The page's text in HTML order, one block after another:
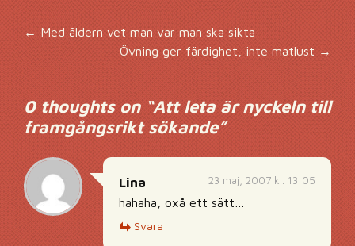
Inläggsnavigering
←Med åldern vet man var man ska sikta
Övning ger färdighet, inte matlust →
0 thoughts on “Att leta är nyckeln till
framgångsrikt sökande”
23 maj, 2007 kl. 13:05
Lina
hahaha, oxå ett sätt…
Svara